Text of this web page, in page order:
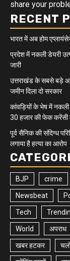
share your
RECENT
भारत में अब होम
प्रदेश में नकली डेयरी
जारी
उत्तराखंड के सबसे बड़े
जमीन दिला दो सरकार
कांवड़ियों के भेष में नकली
30 हजार की फेक करेंसी
पूर्व सैनिक की संदिग्ध
लगाया है हत्या का आरोप
BJP crime
Newsbeat
Tech
World अपराध
खबर हटकर